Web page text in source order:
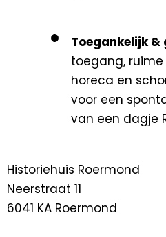
Toegankelijk
toegang,
horeca en
voor een
van een dagje
Historiehuis Roermond
Neerstraat 11
6041 KA Roermond